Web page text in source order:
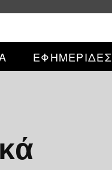
ΕΦΗΜΕΡΙΔΕΣ